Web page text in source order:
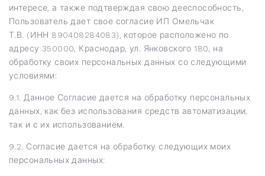
интересе, а также подтверждая свою дееспособность,
Пользователь дает свое согласие ИП Омельчак
Т.В. (ИНН 890408284083), которое расположено по
адресу 350000, Краснодар, ул. Янковского 180, на
обработку своих персональных данных со следующими
условиями:
9.1. Данное Согласие дается на обработку персональных
данных, как без использования средств автоматизации,
так и с их использованием.
9.2. Согласие дается на обработку следующих моих
персональных данных: